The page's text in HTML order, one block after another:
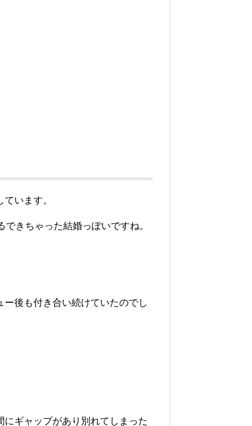
います。
きちゃった結婚っぽいですね。
後も付き合い続けていたのでし
ギャップがあり別れてしまった